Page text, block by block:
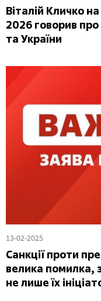
Віталій Кличко
2026 говорив
та України
13-02-2025
Санкції проти
велика помилка,
не лише їх